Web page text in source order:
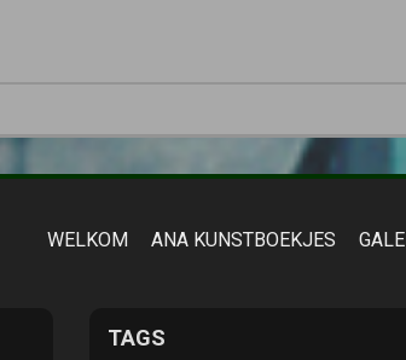
WELKOM ANA KUNSTBOEKJES
TAGS